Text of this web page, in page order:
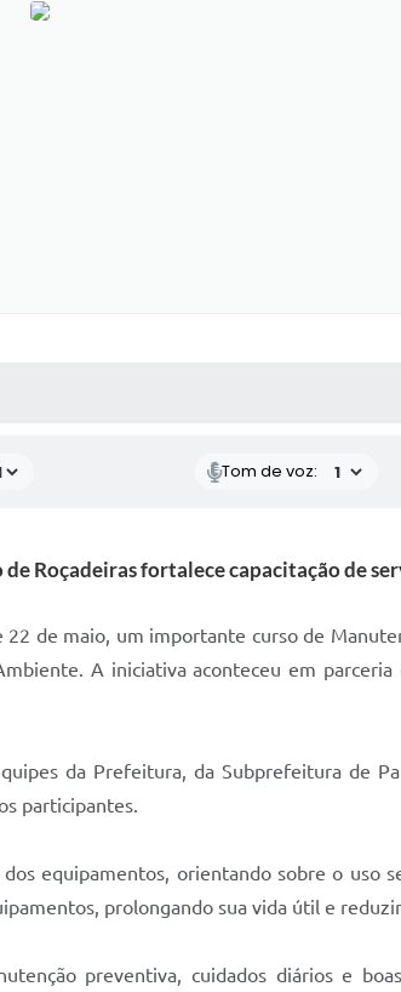
Tom de voz:
Roçadeiras fortalece capacitação de
de maio, um importante curso de
A iniciativa aconteceu em parceria
da Prefeitura, da Subprefeitura de
participantes.
equipamentos, orientando sobre o uso
prolongando sua vida útil e
preventiva, cuidados diários e